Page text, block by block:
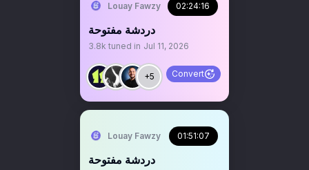
Louay Fawzy 02:24:16
دردشة مفتوحة
3.8k tuned in Jul 11, 2026
+5 Convert
Louay Fawzy 01:51:07
دردشة مفتوحة